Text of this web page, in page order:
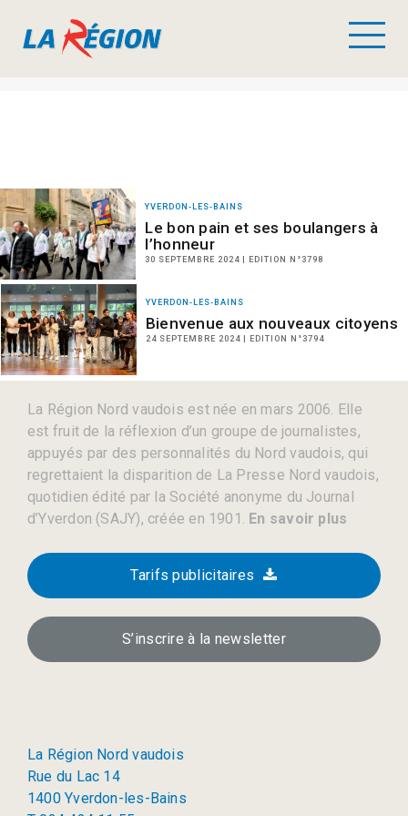
YVERDON-LES-BAINS
Le bon pain et ses boulangers à
l’honneur
30 SEPTEMBRE 2024 | EDITION N°3798
YVERDON-LES-BAINS
Bienvenue aux nouveaux citoyens
24 SEPTEMBRE 2024 | EDITION N°3794
La Région Nord vaudois est née en mars 2006. Elle
est fruit de la réflexion d’un groupe de journalistes,
appuyés par des personnalités du Nord vaudois, qui
regrettaient la disparition de La Presse Nord vaudois,
quotidien édité par la Société anonyme du Journal
d’Yverdon (SAJY), créée en 1901. En savoir plus
Tarifs publicitaires
S’inscrire à la newsletter
La Région Nord vaudois
Rue du Lac 14
1400 Yverdon-les-Bains